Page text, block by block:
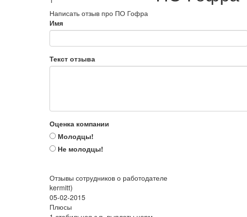
Написать отзыв про ПО Гофра
Имя
Текст отзыва
Оценка компании
Молодцы!
Не молодцы!
Отзывы сотрудников о работодателе
kermitt)
05-02-2015
Плюсы